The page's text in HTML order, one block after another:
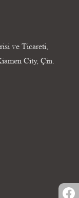
ve Ticareti,
City, Çin.